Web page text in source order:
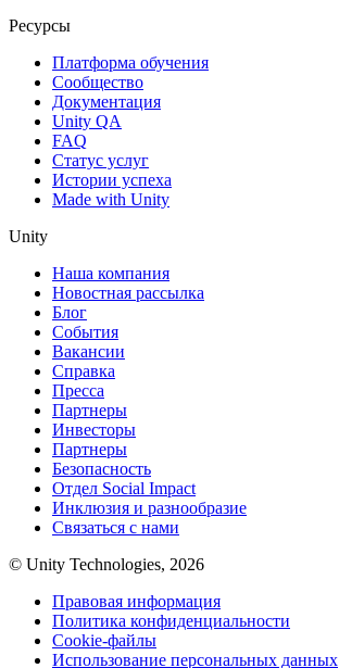
Ресурсы
Платформа обучения
Сообщество
Документация
Unity QA
FAQ
Статус услуг
Истории успеха
Made with Unity
Unity
Наша компания
Новостная рассылка
Блог
События
Вакансии
Справка
Пресса
Партнеры
Инвесторы
Партнеры
Безопасность
Отдел Social Impact
Инклюзия и разнообразие
Связаться с нами
© Unity Technologies, 2026
Правовая информация
Политика конфиденциальности
Cookie-файлы
Использование персональных данных